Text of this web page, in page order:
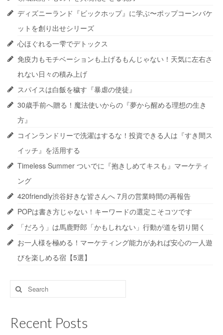
ディズニーランド『ビックホップ』に学ぶ〜ポップコーンバケ
ットを創り出せシリーズ
心ほぐれる一雫でデトックス
免疫力もモチベーションも上げるもんじゃない！天気に左右さ
れない日々の積み上げ
スパイスは白飯を穢す『暴虐の使徒』
30歳手前へ贈る！魔法使いからの『夢から醒める理想の生き
方』
コインランドリーで洗濯はするな！投資できる人は『すき間ス
イッチ』を活用する
Timeless Summer ついでに『抱きしめてキスも』マーケティ
ング
420friendly渋谷好きな皆さんへ 7月の営業時間の再報告
POPは書き方じゃない！キーワードの選定こそコツです
「だろう」は馬鹿野郎「かもしれない」行動が道を切り開く
お一人様を極める！マーケティング能力があれば安心の一人遊
びを楽しめる宿【5選】
Search
for:
Recent Posts